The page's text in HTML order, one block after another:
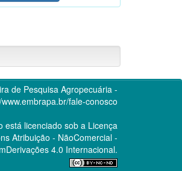
de Pesquisa Agropecuária -
fale-conosco
está licenciado sob a Licença
Atribuição - NãoComercial -
4.0 Internacional.